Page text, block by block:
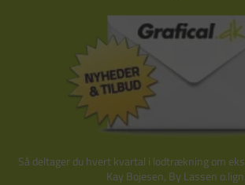
Så deltager du hvert kvartal i lodtrækning om
Kay Bojesen, By Lassen o.lign.